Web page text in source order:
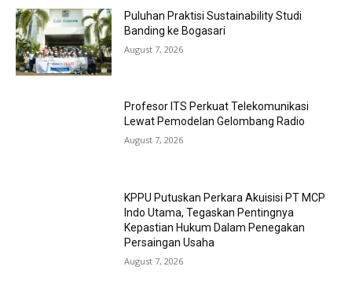
Puluhan Praktisi Sustainability Studi
Banding ke Bogasari
August 7, 2026
Profesor ITS Perkuat Telekomunikasi
Lewat Pemodelan Gelombang Radio
August 7, 2026
KPPU Putuskan Perkara Akuisisi PT MCP
Indo Utama, Tegaskan Pentingnya
Kepastian Hukum Dalam Penegakan
Persaingan Usaha
August 7, 2026